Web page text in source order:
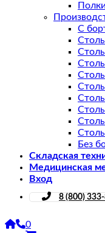
Полки
С
Без
Складская
Медицинская
Вход
8 (800)
0